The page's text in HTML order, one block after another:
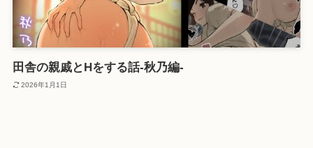
田舎の親戚とHをする話-秋乃編-
2026年1月1日